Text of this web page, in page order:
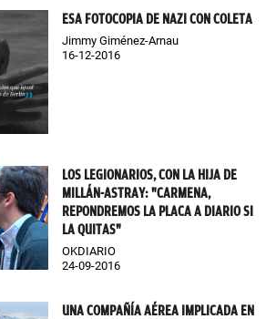
ESA FOTOCOPIA DE NAZI CON COLETA
Jimmy Giménez-Arnau
16-12-2016
LOS LEGIONARIOS, CON LA HIJA DE
MILLÁN-ASTRAY: "CARMENA,
REPONDREMOS LA PLACA A DIARIO SI
LA QUITAS"
OKDIARIO
24-09-2016
UNA COMPAÑÍA AÉREA IMPLICADA EN